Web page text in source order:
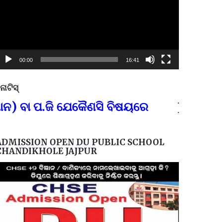
00:00 16:41
ପ.ଜି ଯେକୈଣସି ବିଷୟରେ FOR
OPEN DU PUBLIC SCHOOL
JAJPUR